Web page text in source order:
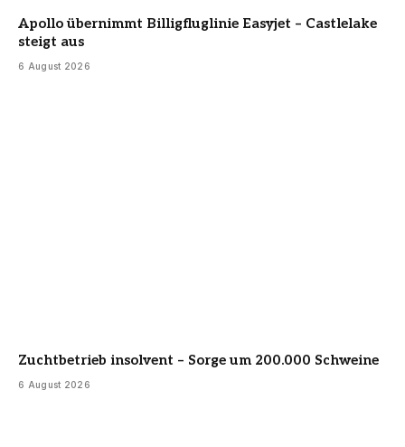
Apollo übernimmt Billigfluglinie Easyjet – Castlelake
steigt aus
6 August 2026
Zuchtbetrieb insolvent – Sorge um 200.000 Schweine
6 August 2026